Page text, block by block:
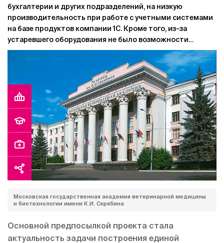
бухгалтерии и других подразделений, на низкую
производительность при работе с учетными системами
на базе продуктов компании 1С. Кроме того, из-за
устаревшего оборудования не было возможности
осуществить переход на новые релизы конфигураций
1С:ЗКГУ, 1С:БГУ, БИТ.ВУЗ, БИТ.Общежитие.
Московская государственная академия ветеринарной медицины
и биотехнологии имени К.И. Скрябина
Основной предпосылкой проекта стала
актуальность задачи построения единой